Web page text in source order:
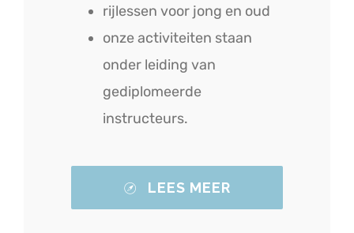
rijlessen voor jong en oud
onze activiteiten staan
onder leiding van
gediplomeerde
instructeurs.
LEES MEER